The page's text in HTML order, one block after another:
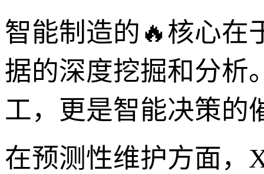
智能制造的🔥核心在
据的深度挖掘和分析
工，更是智能决策的
在预测性维护方面，